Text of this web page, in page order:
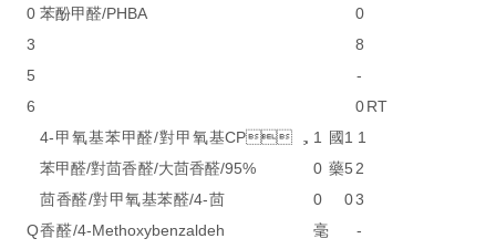
0
3
5
6
苯酚甲醛/PHBA
0
8
-
0RT
Q
4-甲氧基苯甲醛/對甲氧基
苯甲醛/對茴香醛/大茴香醛/
茴香醛/對甲氧基苯醛/4-茴
香醛/4-Methoxybenzaldeh
CP，
95%
1
0
0
毫
國
藥
1
5
0
1
2
3
-